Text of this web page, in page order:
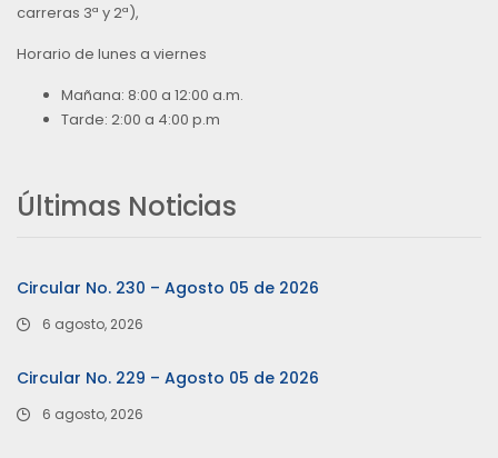
carreras 3ª y 2ª),
Horario de lunes a viernes
Mañana: 8:00 a 12:00 a.m.
Tarde: 2:00 a 4:00 p.m
Últimas Noticias
Circular No. 230 – Agosto 05 de 2026
6 agosto, 2026
Circular No. 229 – Agosto 05 de 2026
6 agosto, 2026